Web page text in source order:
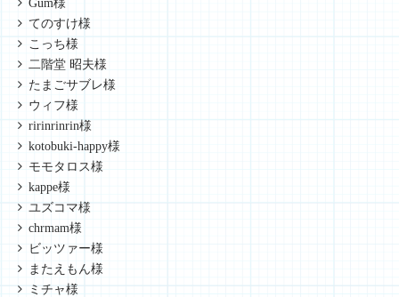
Gum様
てのすけ様
こっち様
二階堂 昭夫様
たまごサブレ様
ウィフ様
ririnrinrin様
kotobuki-happy様
モモタロス様
kappe様
ユズコマ様
chrmam様
ビッツァー様
またえもん様
ミチャ様